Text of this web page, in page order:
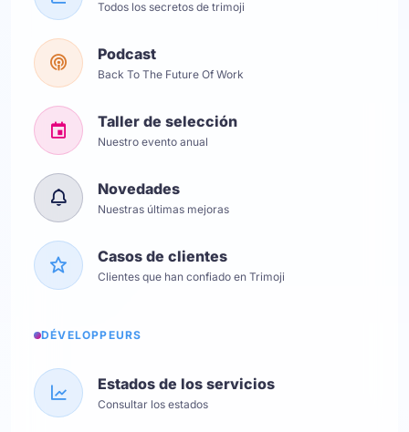
Todos los secretos de trimoji
Podcast
Back To The Future Of Work
Taller de selección
Nuestro evento anual
Novedades
Nuestras últimas mejoras
Casos de clientes
Clientes que han confiado en Trimoji
DÉVELOPPEURS
Estados de los servicios
Consultar los estados